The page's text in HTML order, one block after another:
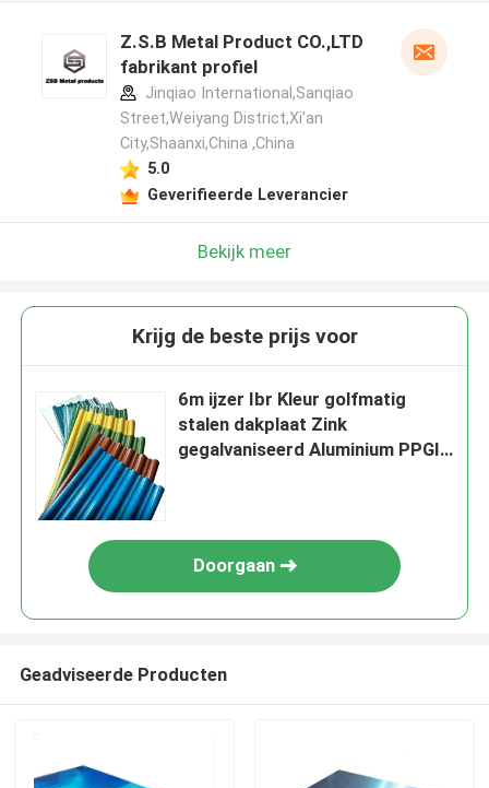
Z.S.B Metal Product CO.,LTD
fabrikant profiel
Jinqiao International,Sanqiao
Street,Weiyang District,Xi'an
City,Shaanxi,China ,China
5.0
Geverifieerde Leverancier
Bekijk meer
Krijg de beste prijs voor
6m ijzer Ibr Kleur golfmatig
stalen dakplaat Zink
gegalvaniseerd Aluminium PPGI
Doorgaan
Geadviseerde Producten